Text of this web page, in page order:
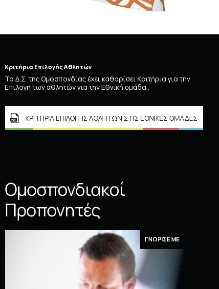
Κριτήρια Επιλογής Αθλητών
Το Δ.Σ. της Ομοσπονδίας έχει καθορίσει Κριτήρια για την
Επιλογή των αθλητών για την Εθνική ομάδα .
ΚΡΙΤΗΡΙΑ ΕΠΙΛΟΓΗΣ ΑΘΛΗΤΩΝ ΣΤΙΣ ΕΘΝΙΚΕΣ ΟΜΑΔΕΣ
Ομοσπονδιακοί
Προπονητές
ΓΝΩΡΙΣΕ ΜΕ